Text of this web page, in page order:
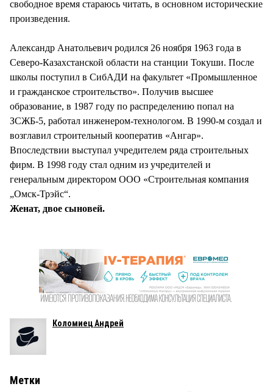
свободное время стараюсь читать, в основном исторические
произведения.
Александр Анатольевич родился 26 ноября 1963 года в
Северо-Казахстанской области на станции Токуши. После
школы поступил в СибАДИ на факультет «Промышленное
и гражданское строительство». Получив высшее
образование, в 1987 году по распределению попал на
ЗСЖБ-5, работал инженером-технологом. В 1990-м создал и
возглавил строительный кооператив «Ангар».
Впоследствии выступал учредителем ряда строительных
фирм. В 1998 году стал одним из учредителей и
генеральным директором ООО «Строительная компания
„Омск-Трэйс“.
Женат, двое сыновей.
Коломиец Андрей
Метки